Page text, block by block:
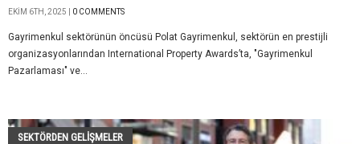
EKIM 6TH, 2025 | 0 COMMENTS
Gayrimenkul sektörünün öncüsü Polat Gayrimenkul, sektörün en prestijli
organizasyonlarından International Property Awards’ta, "Gayrimenkul
Pazarlaması" ve...
SEKTÖRDEN GELIŞMELER